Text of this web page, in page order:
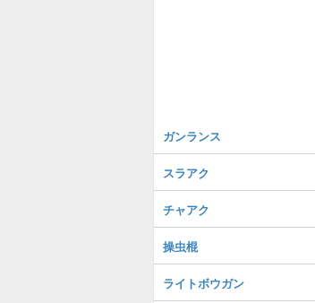
ガンランス
スラアク
チャアク
操虫棍
ライトボウガン